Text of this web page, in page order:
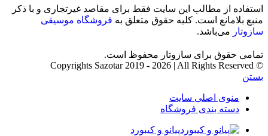
استفاده از مطالب این سایت فقط برای مقاصد غیرتجاری و با ذکر
منبع بلامانع است. کلیه حقوق متعلق به فروشگاه موسیقی
سازوتار می‌باشد.
تمامی حقوق برای سازوتار محفوظ است.
© Copyrights Sazotar 2019 - 2026 | All Rights Reserved
بستن
منوی اصلی سایت
دسته بندی فروشگاه
پیانو و کیبورد